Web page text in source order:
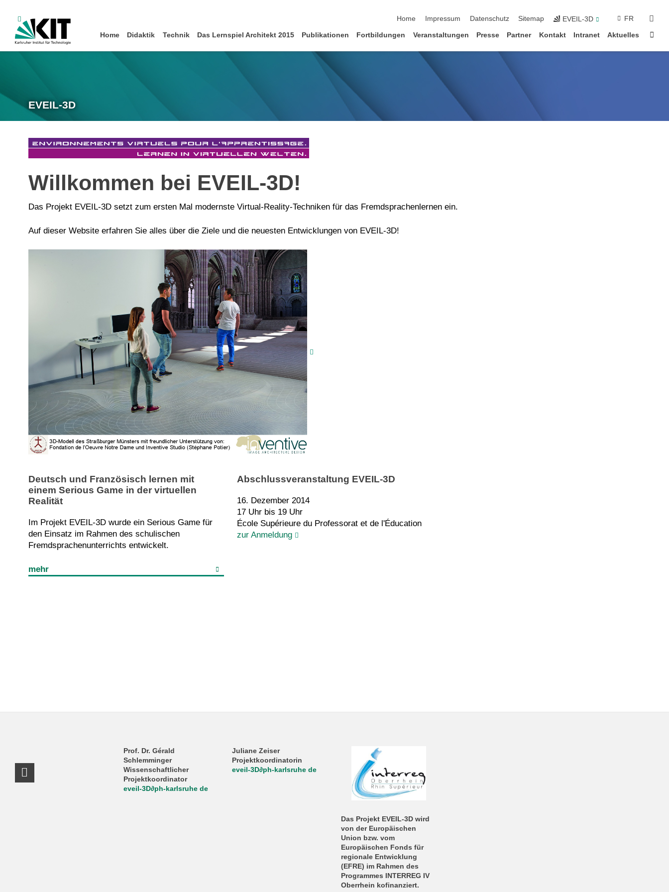
Home Impressum Datenschutz Sitemap EVEIL-3D FR
Home Didaktik Technik Das Lernspiel Architekt 2015 Publikationen Fortbildungen Veranstaltungen Presse Partner Kontakt Intranet Aktuelles
EVEIL-3D
Willkommen bei EVEIL-3D!
Das Projekt EVEIL-3D setzt zum ersten Mal modernste Virtual-Reality-Techniken für das Fremdsprachenlernen ein.
Auf dieser Website erfahren Sie alles über die Ziele und die neuesten Entwicklungen von EVEIL-3D!
Deutsch und Französisch lernen mit
einem Serious Game in der virtuellen
Realität
Im Projekt EVEIL-3D wurde ein Serious Game für
den Einsatz im Rahmen des schulischen
Fremdsprachenunterrichts entwickelt.
mehr
Abschlussveranstaltung EVEIL-3D
16. Dezember 2014
17 Uhr bis 19 Uhr
École Supérieure du Professorat et de l'Éducation
zur Anmeldung
Prof. Dr. Gérald
Schlemminger
Wissenschaftlicher
Projektkoordinator
eveil-3D∂ph-karlsruhe de
Juliane Zeiser
Projektkoordinatorin
eveil-3D∂ph-karlsruhe de
Das Projekt EVEIL-3D wird
von der Europäischen
Union bzw. vom
Europäischen Fonds für
regionale Entwicklung
(EFRE) im Rahmen des
Programmes INTERREG IV
Oberrhein kofinanziert.
RSS-Feed